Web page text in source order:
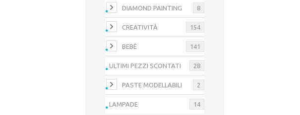
DIAMOND PAINTING 8
CREATIVITÀ 154
BEBÈ 141
ULTIMI PEZZI SCONTATI 28
PASTE MODELLABILI 2
LAMPADE 14